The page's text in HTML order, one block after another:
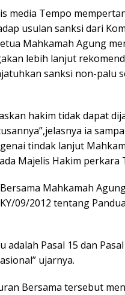
media Tempo
usulan sanksi dari
Mahkamah Agung
lebih lanjut
sanksi non-palu
hakim tidak dapat
ia
tindak lanjut
Majelis Hakim perkara
Mahkamah
09/2012 tentang
Pasal 15 dan
ujarnya.
Bersama tersebut